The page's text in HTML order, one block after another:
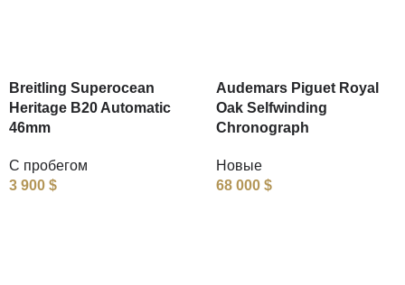
Breitling Superocean
Heritage B20 Automatic
46mm
С пробегом
3 900 $
Audemars Piguet Royal
Oak Selfwinding
Chronograph
Новые
68 000 $